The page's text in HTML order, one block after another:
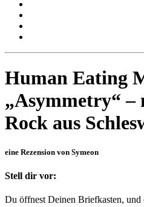
Human Eating
„Asymmetry“ –
Rock aus
eine Rezension von Symeon
Stell dir vor:
Du öffnest Deinen Briefkasten, und